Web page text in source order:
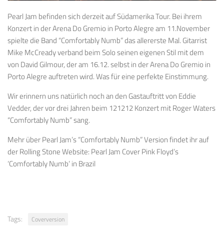
Pearl Jam befinden sich derzeit auf Südamerika Tour. Bei ihrem
Konzert in der Arena Do Gremio in Porto Alegre am 11.November
spielte die Band “Comfortably Numb” das allererste Mal. Gitarrist
Mike McCready verband beim Solo seinen eigenen Stil mit dem
von David Gilmour, der am 16.12. selbst in der Arena Do Gremio in
Porto Alegre auftreten wird. Was für eine perfekte Einstimmung.
Wir erinnern uns natürlich noch an den Gastauftritt von Eddie
Vedder, der vor drei Jahren beim 121212 Konzert mit Roger Waters
“Comfortably Numb” sang.
Mehr über Pearl Jam’s “Comfortably Numb” Version findet ihr auf
der Rolling Stone Website: Pearl Jam Cover Pink Floyd’s
‘Comfortably Numb’ in Brazil
Tags: Coverversion